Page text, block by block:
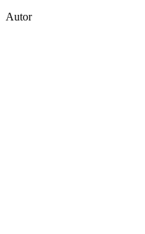
Autor